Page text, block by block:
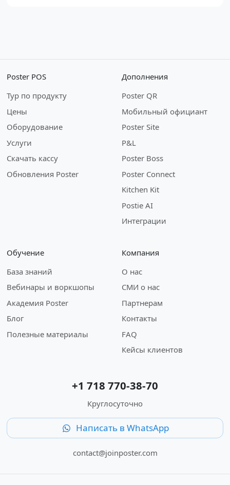
Poster POS
Тур по продукту
Цены
Оборудование
Услуги
Скачать кассу
Обновления Poster
Дополнения
Poster QR
Мобильный официант
Poster Site
P&L
Poster Boss
Poster Connect
Kitchen Kit
Postie AI
Интеграции
Обучение
База знаний
Вебинары и воркшопы
Академия Poster
Блог
Полезные материалы
Компания
О нас
СМИ о нас
Партнерам
Контакты
FAQ
Кейсы клиентов
+1 718 770-38-70
Круглосуточно
Написать в WhatsApp
contact@joinposter.com